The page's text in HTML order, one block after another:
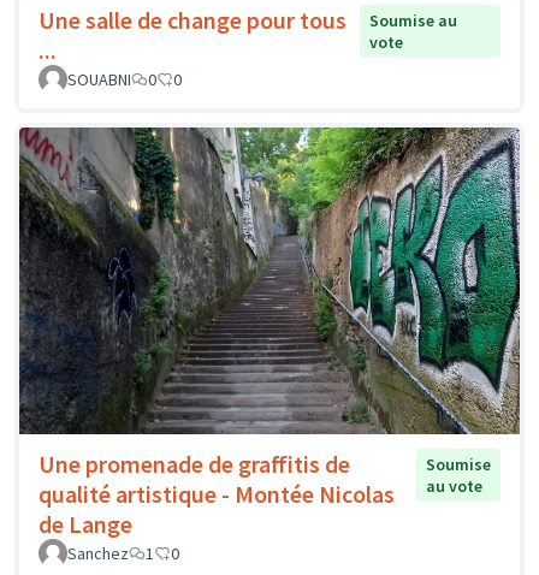
Une salle de change pour tous
...
Soumise au
vote
SOUABNI
0 0
Une promenade de graffitis de
qualité artistique - Montée Nicolas
de Lange
Soumise
au vote
Sanchez 1 0